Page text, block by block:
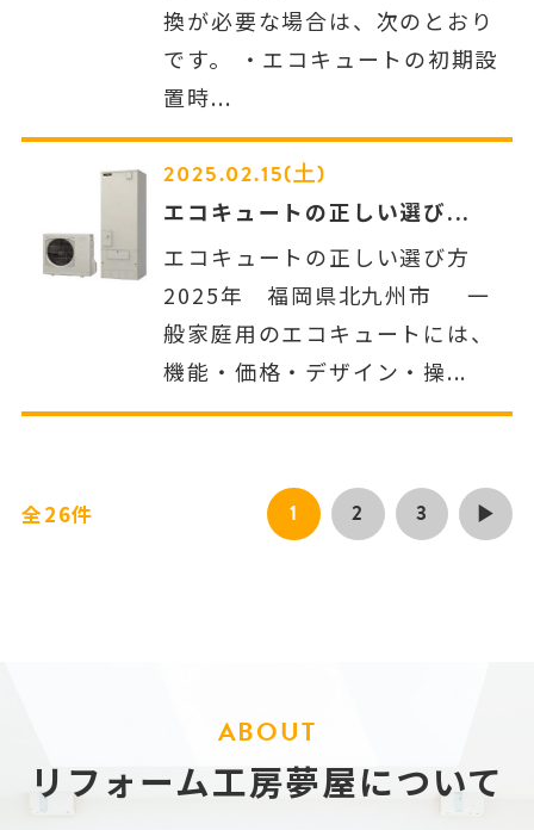
換が必要な場合は、次のとおり
です。 ・エコキュートの初期設
置時...
2025.02.15(土)
エコキュートの正しい選び...
エコキュートの正しい選び方
2025年 福岡県北九州市 一
般家庭用のエコキュートには、
機能・価格・デザイン・操...
全26件 1 2 3
ABOUT
リフォーム工房夢屋について